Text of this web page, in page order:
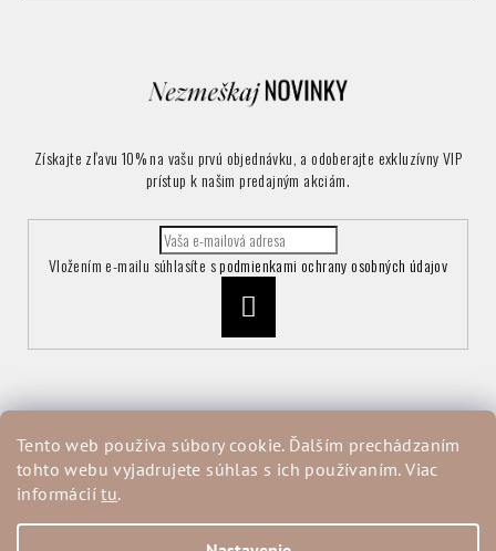
Tento web používa súbory cookie. Ďalším prechádzaním
tohto webu vyjadrujete súhlas s ich používaním. Viac
informáciítu.
Získajte zľavu 10% na vašu prvú objednávku, a odoberajte exkluzívny VIP
prístup k našim predajným akciám.
Vložením e-mailu súhlasíte spodmienkami ochrany osobných údajov
Vrátenie a reklamácia tovaru
Obchodné podmienky
Podmienky ochrany osobných údajov